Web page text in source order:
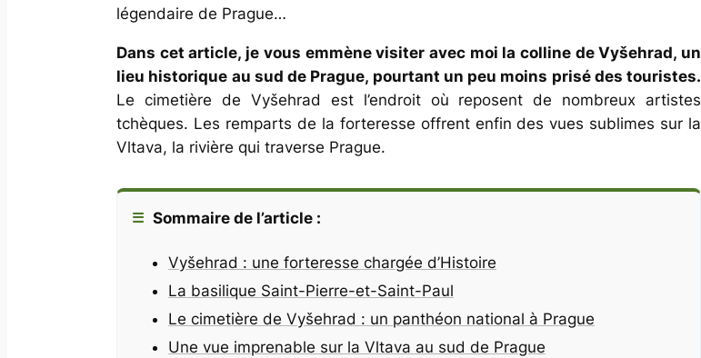
légendaire de Prague…
Dans cet article, je vous emmène visiter avec moi la colline de Vyšehrad, un
lieu historique au sud de Prague, pourtant un peu moins prisé des touristes.
Le cimetière de Vyšehrad est l’endroit où reposent de nombreux artistes
tchèques. Les remparts de la forteresse offrent enfin des vues sublimes sur la
Vltava, la rivière qui traverse Prague.
Sommaire de l’article :
Vyšehrad : une forteresse chargée d’Histoire
La basilique Saint-Pierre-et-Saint-Paul
Le cimetière de Vyšehrad : un panthéon national à Prague
Une vue imprenable sur la Vltava au sud de Prague